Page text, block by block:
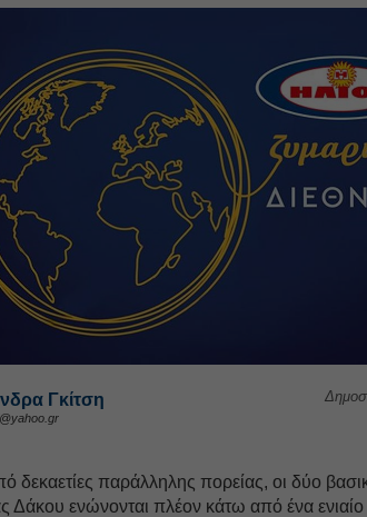
Γκίτση
δεκαετίες παράλληλης πορείας, οι δύο
Δάκου ενώνονται πλέον κάτω από ένα ενιαίο